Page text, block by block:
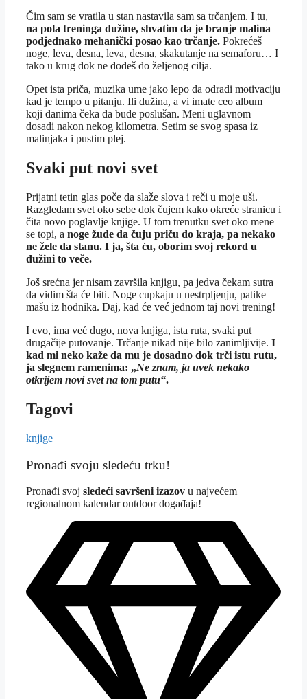
Čim sam se vratila u stan nastavila sam sa trčanjem. I tu,
na pola treninga dužine, shvatim da je branje malina
podjednako mehanički posao kao trčanje. Pokrećeš
noge, leva, desna, leva, desna, skakutanje na semaforu… I
tako u krug dok ne dođeš do željenog cilja.
Opet ista priča, muzika ume jako lepo da odradi motivaciju
kad je tempo u pitanju. Ili dužina, a vi imate ceo album
koji danima čeka da bude poslušan. Meni uglavnom
dosadi nakon nekog kilometra. Setim se svog spasa iz
malinjaka i pustim plej.
Svaki put novi svet
Prijatni tetin glas poče da slaže slova i reči u moje uši.
Razgledam svet oko sebe dok čujem kako okreće stranicu i
čita novo poglavlje knjige. U tom trenutku svet oko mene
se topi, a noge žude da čuju priču do kraja, pa nekako
ne žele da stanu. I ja, šta ću, oborim svoj rekord u
dužini to veče.
Još srećna jer nisam završila knjigu, pa jedva čekam sutra
da vidim šta će biti. Noge cupkaju u nestrpljenju, patike
mašu iz hodnika. Daj, kad će već jednom taj novi trening!
I evo, ima već dugo, nova knjiga, ista ruta, svaki put
drugačije putovanje. Trčanje nikad nije bilo zanimljivije. I
kad mi neko kaže da mu je dosadno dok trči istu rutu,
ja slegnem ramenima: „Ne znam, ja uvek nekako
otkrijem novi svet na tom putu“.
Tagovi
knjige
Pronađi svoju sledeću trku!
Pronađi svoj sledeći savršeni izazov u najvećem
regionalnom kalendar outdoor događaja!